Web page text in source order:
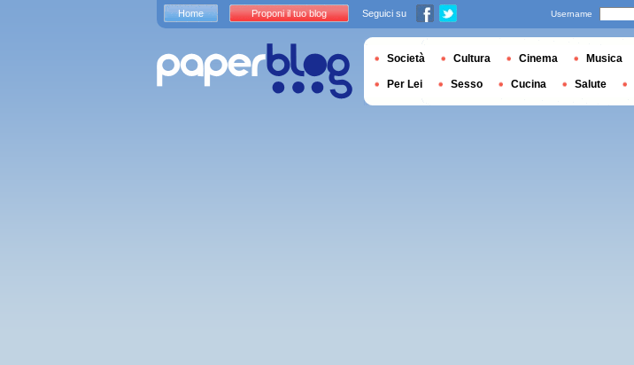
Home Proponi il tuo blog Seguici su Username
Società Cultura Cinema Musica
Per Lei Sesso Cucina Salute